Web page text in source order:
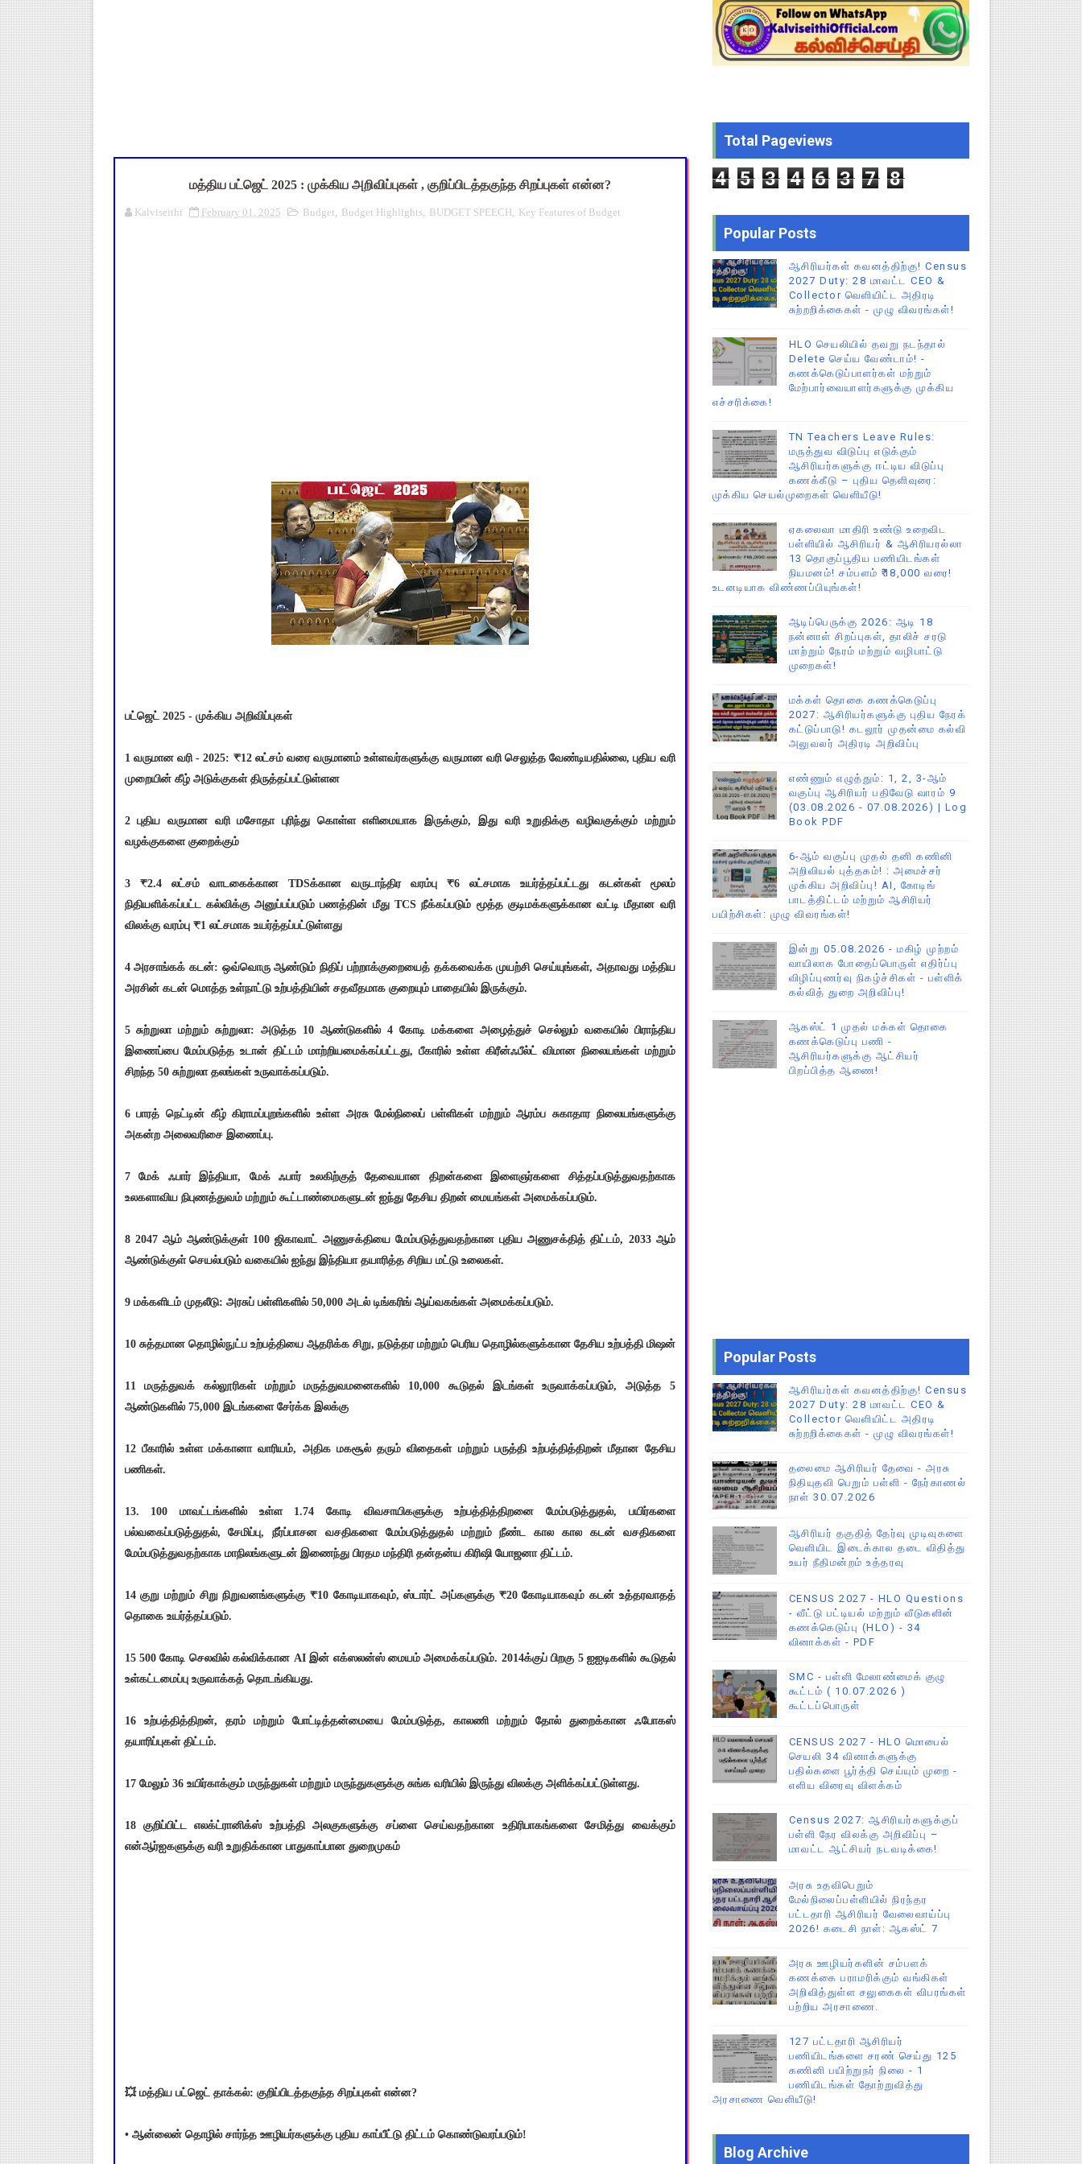
UGTRB English Unit 4 Important Questions with Answers PDF Download | ஆசிரியர் தேர்வு குறிப்புகள்
மத்திய பட்ஜெட் 2025 : முக்கிய அறிவிப்புகள் , குறிப்பிடத்தகுந்த சிறப்புகள் என்ன?
Kalviseithi February 01, 2025 Budget, Budget Highlights, BUDGET SPEECH, Key Features of Budget
பட்ஜெட் 2025 - முக்கிய அறிவிப்புகள்
1 வருமான வரி - 2025: ₹12 லட்சம் வரை வருமானம் உள்ளவர்களுக்கு வருமான வரி செலுத்த வேண்டியதில்லை, புதிய வரி
முறையின் கீழ் அடுக்குகள் திருத்தப்பட்டுள்ளன
2 புதிய வருமான வரி மசோதா புரிந்து கொள்ள எளிமையாக இருக்கும், இது வரி உறுதிக்கு வழிவகுக்கும் மற்றும்
வழக்குகளை குறைக்கும்
3 ₹2.4 லட்சம் வாடகைக்கான TDSக்கான வருடாந்திர வரம்பு ₹6 லட்சமாக உயர்த்தப்பட்டது கடன்கள் மூலம்
நிதியளிக்கப்பட்ட கல்விக்கு அனுப்பப்படும் பணத்தின் மீது TCS நீக்கப்படும் மூத்த குடிமக்களுக்கான வட்டி மீதான வரி
விலக்கு வரம்பு ₹1 லட்சமாக உயர்த்தப்பட்டுள்ளது
4 அரசாங்கக் கடன்: ஒவ்வொரு ஆண்டும் நிதிப் பற்றாக்குறையைத் தக்கவைக்க முயற்சி செய்யுங்கள், அதாவது மத்திய
அரசின் கடன் மொத்த உள்நாட்டு உற்பத்தியின் சதவீதமாக குறையும் பாதையில் இருக்கும்.
5 சுற்றுலா மற்றும் சுற்றுலா: அடுத்த 10 ஆண்டுகளில் 4 கோடி மக்களை அழைத்துச் செல்லும் வகையில் பிராந்திய
இணைப்பை மேம்படுத்த உடான் திட்டம் மாற்றியமைக்கப்பட்டது, பீகாரில் உள்ள கிரீன்ஃபீல்ட் விமான நிலையங்கள் மற்றும்
சிறந்த 50 சுற்றுலா தலங்கள் உருவாக்கப்படும்.
6 பாரத் நெட்டின் கீழ் கிராமப்புறங்களில் உள்ள அரசு மேல்நிலைப் பள்ளிகள் மற்றும் ஆரம்ப சுகாதார நிலையங்களுக்கு
அகன்ற அலைவரிசை இணைப்பு.
7 மேக் ஃபார் இந்தியா, மேக் ஃபார் உலகிற்குத் தேவையான திறன்களை இளைஞர்களை சித்தப்படுத்துவதற்காக
உலகளாவிய நிபுணத்துவம் மற்றும் கூட்டாண்மைகளுடன் ஐந்து தேசிய திறன் மையங்கள் அமைக்கப்படும்.
8 2047 ஆம் ஆண்டுக்குள் 100 ஜிகாவாட் அணுசக்தியை மேம்படுத்துவதற்கான புதிய அணுசக்தித் திட்டம், 2033 ஆம்
ஆண்டுக்குள் செயல்படும் வகையில் ஐந்து இந்தியா தயாரித்த சிறிய மட்டு உலைகள்.
9 மக்களிடம் முதலீடு: அரசுப் பள்ளிகளில் 50,000 அடல் டிங்கரிங் ஆய்வகங்கள் அமைக்கப்படும்.
10 சுத்தமான தொழில்நுட்ப உற்பத்தியை ஆதரிக்க சிறு, நடுத்தர மற்றும் பெரிய தொழில்களுக்கான தேசிய உற்பத்தி மிஷன்
11 மருத்துவக் கல்லூரிகள் மற்றும் மருத்துவமனைகளில் 10,000 கூடுதல் இடங்கள் உருவாக்கப்படும், அடுத்த 5
ஆண்டுகளில் 75,000 இடங்களை சேர்க்க இலக்கு
12 பீகாரில் உள்ள மக்கானா வாரியம், அதிக மகசூல் தரும் விதைகள் மற்றும் பருத்தி உற்பத்தித்திறன் மீதான தேசிய
பணிகள்.
13. 100 மாவட்டங்களில் உள்ள 1.74 கோடி விவசாயிகளுக்கு உற்பத்தித்திறனை மேம்படுத்துதல், பயிர்களை
பல்வகைப்படுத்துதல், சேமிப்பு, நீர்ப்பாசன வசதிகளை மேம்படுத்துதல் மற்றும் நீண்ட கால கால கடன் வசதிகளை
மேம்படுத்துவதற்காக மாநிலங்களுடன் இணைந்து பிரதம மந்திரி தன்தன்ய கிரிஷி யோஜனா திட்டம்.
14 குறு மற்றும் சிறு நிறுவனங்களுக்கு ₹10 கோடியாகவும், ஸ்டார்ட் அப்களுக்கு ₹20 கோடியாகவும் கடன் உத்தரவாதத்
தொகை உயர்த்தப்படும்.
15 500 கோடி செலவில் கல்விக்கான AI இன் எக்ஸலன்ஸ் மையம் அமைக்கப்படும். 2014க்குப் பிறகு 5 ஐஐடிகளில் கூடுதல்
உள்கட்டமைப்பு உருவாக்கத் தொடங்கியது.
16 உற்பத்தித்திறன், தரம் மற்றும் போட்டித்தன்மையை மேம்படுத்த, காலணி மற்றும் தோல் துறைக்கான ஃபோகஸ்
தயாரிப்புகள் திட்டம்.
17 மேலும் 36 உயிர்காக்கும் மருந்துகள் மற்றும் மருந்துகளுக்கு சுங்க வரியில் இருந்து விலக்கு அளிக்கப்பட்டுள்ளது.
18 குறிப்பிட்ட எலக்ட்ரானிக்ஸ் உற்பத்தி அலகுகளுக்கு சப்ளை செய்வதற்கான உதிரிபாகங்களை சேமித்து வைக்கும்
என்ஆர்ஐகளுக்கு வரி உறுதிக்கான பாதுகாப்பான துறைமுகம்
💥 மத்திய பட்ஜெட் தாக்கல்: குறிப்பிடத்தகுந்த சிறப்புகள் என்ன?
• ஆன்லைன் தொழில் சார்ந்த ஊழியர்களுக்கு புதிய காப்பீட்டு திட்டம் கொண்டுவரப்படும்!
Total Pageviews
4 5 3 4 6 3 7 8
Popular Posts
ஆசிரியர்கள் கவனத்திற்கு! Census
2027 Duty: 28 மாவட்ட CEO &
Collector வெளியிட்ட அதிரடி
சுற்றறிக்கைகள் - முழு விவரங்கள்!
HLO செயலியில் தவறு நடந்தால்
Delete செய்ய வேண்டாம்! -
கணக்கெடுப்பாளர்கள் மற்றும்
மேற்பார்வையாளர்களுக்கு முக்கிய
எச்சரிக்கை!
TN Teachers Leave Rules:
மருத்துவ விடுப்பு எடுக்கும்
ஆசிரியர்களுக்கு ஈட்டிய விடுப்பு
கணக்கீடு – புதிய தெளிவுரை:
முக்கிய செயல்முறைகள் வெளியீடு!
ஏகலைவா மாதிரி உண்டு உறைவிட
பள்ளியில் ஆசிரியர் & ஆசிரியரல்லா
13 தொகுப்பூதிய பணியிடங்கள்
நியமனம்! சம்பளம் ₹18,000 வரை!
உடனடியாக விண்ணப்பியுங்கள்!
ஆடிப்பெருக்கு 2026: ஆடி 18
நன்னாள் சிறப்புகள், தாலிச் சரடு
மாற்றும் நேரம் மற்றும் வழிபாட்டு
முறைகள்!
மக்கள் தொகை கணக்கெடுப்பு
2027: ஆசிரியர்களுக்கு புதிய நேரக்
கட்டுப்பாடு! கடலூர் முதன்மை கல்வி
அலுவலர் அதிரடி அறிவிப்பு
எண்ணும் எழுத்தும்: 1, 2, 3-ஆம்
வகுப்பு ஆசிரியர் பதிவேடு வாரம் 9
(03.08.2026 - 07.08.2026) | Log
Book PDF
6-ஆம் வகுப்பு முதல் தனி கணினி
அறிவியல் புத்தகம்! : அமைச்சர்
முக்கிய அறிவிப்பு! AI, கோடிங்
பாடத்திட்டம் மற்றும் ஆசிரியர்
பயிற்சிகள்: முழு விவரங்கள்!
இன்று 05.08.2026 - மகிழ் முற்றம்
வாயிலாக போதைப்பொருள் எதிர்ப்பு
விழிப்புணர்வு நிகழ்ச்சிகள் - பள்ளிக்
கல்வித் துறை அறிவிப்பு!
ஆகஸ்ட் 1 முதல் மக்கள் தொகை
கணக்கெடுப்பு பணி -
ஆசிரியர்களுக்கு ஆட்சியர்
பிறப்பித்த ஆணை!
Popular Posts
ஆசிரியர்கள் கவனத்திற்கு! Census
2027 Duty: 28 மாவட்ட CEO &
Collector வெளியிட்ட அதிரடி
சுற்றறிக்கைகள் - முழு விவரங்கள்!
தலைமை ஆசிரியர் தேவை - அரசு
நிதியுதவி பெறும் பள்ளி - நேர்காணல்
நாள் 30.07.2026
ஆசிரியர் தகுதித் தேர்வு முடிவுகளை
வெளியிட இடைக்கால தடை விதித்து
உயர் நீதிமன்றம் உத்தரவு
CENSUS 2027 - HLO Questions
- வீட்டு பட்டியல் மற்றும் வீடுகளின்
கணக்கெடுப்பு (HLO) - 34
வினாக்கள் - PDF
SMC - பள்ளி மேலாண்மைக் குழு
கூட்டம் ( 10.07.2026 )
கூட்டப்பொருள்
CENSUS 2027 - HLO மொபைல்
செயலி 34 வினாக்களுக்கு
பதில்களை பூர்த்தி செய்யும் முறை -
எளிய விரைவு விளக்கம்
Census 2027: ஆசிரியர்களுக்குப்
பள்ளி நேர விலக்கு அறிவிப்பு –
மாவட்ட ஆட்சியர் நடவடிக்கை!
அரசு உதவிபெறும்
மேல்நிலைப்பள்ளியில் நிரந்தர
பட்டதாரி ஆசிரியர் வேலைவாய்ப்பு
2026! கடைசி நாள்: ஆகஸ்ட் 7
அரசு ஊழியர்களின் சம்பளக்
கணக்கை பராமரிக்கும் வங்கிகள்
அறிவித்துள்ள சலுகைகள் விபரங்கள்
பற்றிய அரசாணை.
127 பட்டதாரி ஆசிரியர்
பணியிடங்களை சரண் செய்து 125
கணினி பயிற்றுநர் நிலை - 1
பணியிடங்கள் தோற்றுவித்து
அரசாணை வெளியீடு!
Blog Archive